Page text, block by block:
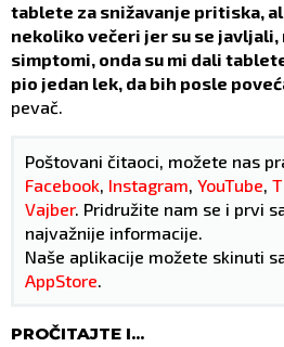
tablete za snižavanje pritiska,
nekoliko večeri jer su se
simptomi, onda su mi dali
pio jedan lek, da bih posle
pevač.
Poštovani čitaoci, možete nas
Facebook, Instagram, YouTube,
Vajber. Pridružite nam se i prvi
najvažnije informacije.
Naše aplikacije možete skinuti
AppStore.
PROČITAJTE I...